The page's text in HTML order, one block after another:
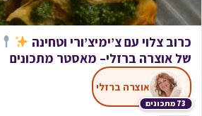
כרוב צלוי עם צ’ימיצ’ורי וטחינה
של אוצרה ברזלי– מאסטר מתכונים
73 מתכונים
אוצרה ברזלי